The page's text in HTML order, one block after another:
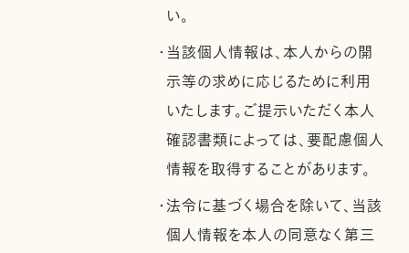
い。
・当該個人情報は、本人からの開
示等の求めに応じるために利用
いたします。ご提示いただく本人
確認書類によっては、要配慮個人
情報を取得することがあります。
・法令に基づく場合を除いて、当該
個人情報を本人の同意なく第三